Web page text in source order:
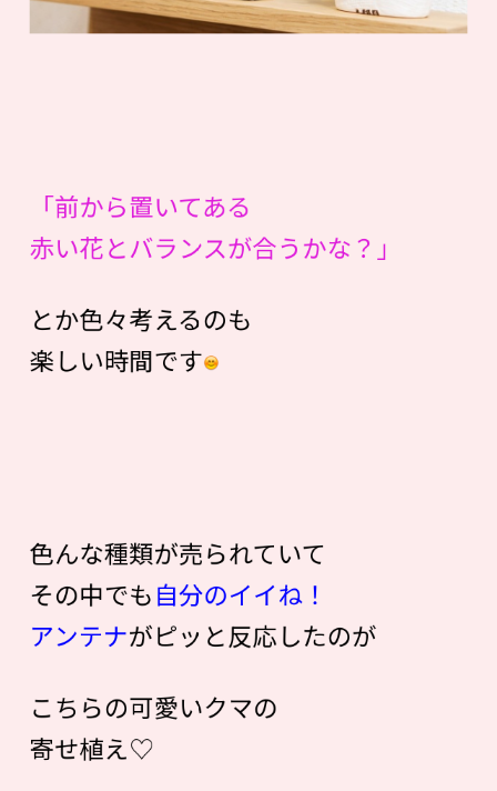
「前から置いてある
赤い花とバランスが合うかな？」
とか色々考えるのも
楽しい時間です
色んな種類が売られていて
その中でも自分のイイね！
アンテナがピッと反応したのが
こちらの可愛いクマの
寄せ植え♡